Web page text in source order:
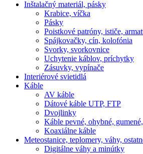
Inštalačný materiál, pásky
Krabice, víčka
Pásky
Poistkové patróny, ističe,
Spájkovačky, cín, kolofónia
Svorky, svorkovnice
Uchytenie káblov, príchytky
Zásuvky, vypínače
Interiérové svietidlá
Káble
AV káble
Dátové káble UTP, FTP
Dvojlinky
Káble pevné, ohybné,
Koaxiálne káble
Meteostanice, teplomery, váhy,
Digitálne váhy a minútky